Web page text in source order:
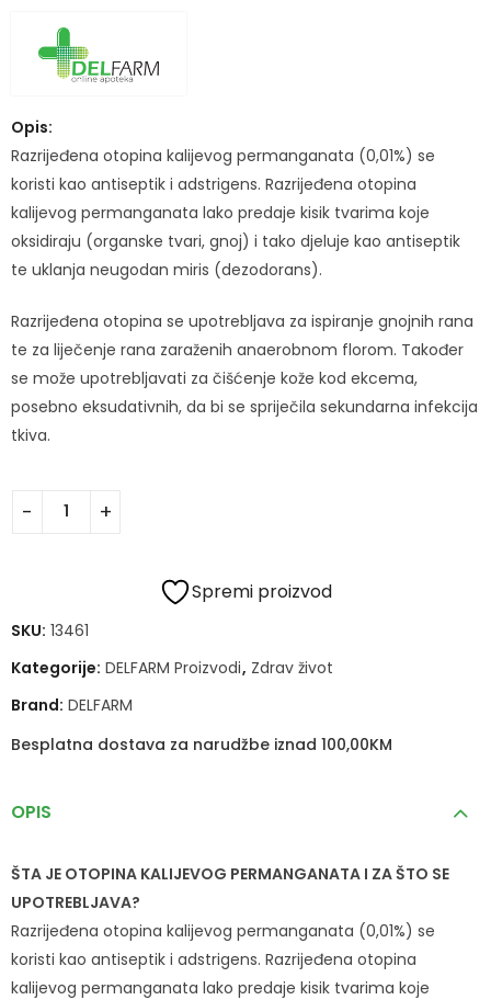
Opis:
Razrijeđena otopina kalijevog permanganata (0,01%) se
koristi kao antiseptik i adstrigens. Razrijeđena otopina
kalijevog permanganata lako predaje kisik tvarima koje
oksidiraju (organske tvari, gnoj) i tako djeluje kao antiseptik
te uklanja neugodan miris (dezodorans).
Razrijeđena otopina se upotrebljava za ispiranje gnojnih rana
te za liječenje rana zaraženih anaerobnom florom. Također
se može upotrebljavati za čišćenje kože kod ekcema,
posebno eksudativnih, da bi se spriječila sekundarna infekcija
tkiva.
Spremi proizvod
SKU: 13461
Kategorije: DELFARM Proizvodi, Zdrav život
Brand: DELFARM
Besplatna dostava za narudžbe iznad 100,00KM
OPIS
ŠTA JE OTOPINA KALIJEVOG PERMANGANATA I ZA ŠTO SE
UPOTREBLJAVA?
Razrijeđena otopina kalijevog permanganata (0,01%) se
koristi kao antiseptik i adstrigens. Razrijeđena otopina
kalijevog permanganata lako predaje kisik tvarima koje